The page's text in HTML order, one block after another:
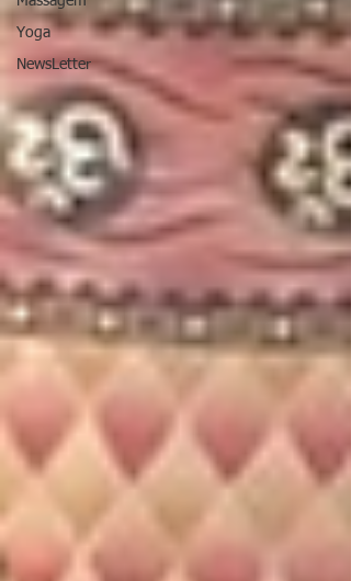
Yoga
NewsLetter